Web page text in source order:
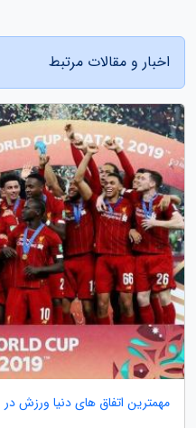
اخبار و مقالات مرتبط
مهمترین اتفاق های دنیا ورزش در سال